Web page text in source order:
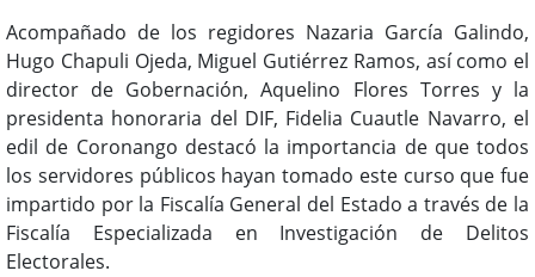
Acompañado de los regidores Nazaria García Galindo,
Hugo Chapuli Ojeda, Miguel Gutiérrez Ramos, así como el
director de Gobernación, Aquelino Flores Torres y la
presidenta honoraria del DIF, Fidelia Cuautle Navarro, el
edil de Coronango destacó la importancia de que todos
los servidores públicos hayan tomado este curso que fue
impartido por la Fiscalía General del Estado a través de la
Fiscalía Especializada en Investigación de Delitos
Electorales.